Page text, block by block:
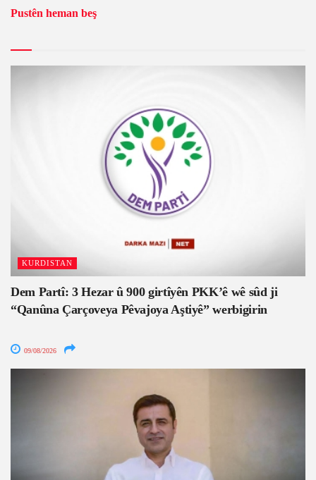
Pustên heman beş
KURDISTAN
Dem Partî: 3 Hezar û 900 girtîyên PKK’ê wê sûd ji
“Qanûna Çarçoveya Pêvajoya Aştiyê” werbigirin
09/08/2026